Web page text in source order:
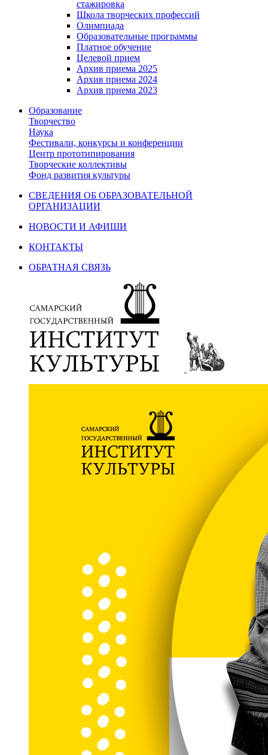
стажировка
Школа творческих профессий
Олимпиада
Образовательные программы
Платное обучение
Целевой прием
Архив приема 2025
Архив приема 2024
Архив приема 2023
Образование
Творчество
Наука
Фестивали, конкурсы и конференции
Центр прототипирования
Творческие коллективы
Фонд развития культуры
СВЕДЕНИЯ ОБ ОБРАЗОВАТЕЛЬНОЙ
ОРГАНИЗАЦИИ
НОВОСТИ И АФИШИ
КОНТАКТЫ
ОБРАТНАЯ СВЯЗЬ